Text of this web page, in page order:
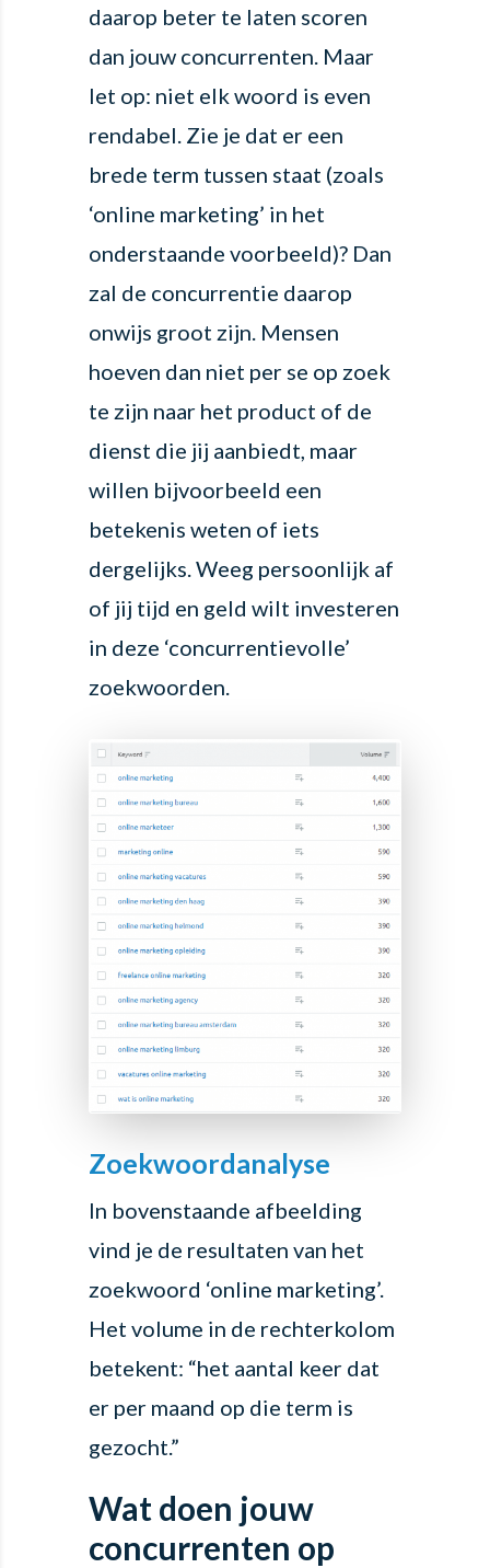
daarop beter te laten scoren
dan jouw concurrenten. Maar
let op: niet elk woord is even
rendabel. Zie je dat er een
brede term tussen staat (zoals
‘online marketing’ in het
onderstaande voorbeeld)? Dan
zal de concurrentie daarop
onwijs groot zijn. Mensen
hoeven dan niet per se op zoek
te zijn naar het product of de
dienst die jij aanbiedt, maar
willen bijvoorbeeld een
betekenis weten of iets
dergelijks. Weeg persoonlijk af
of jij tijd en geld wilt investeren
in deze ‘concurrentievolle’
zoekwoorden.
Zoekwoordanalyse
In bovenstaande afbeelding
vind je de resultaten van het
zoekwoord ‘online marketing’.
Het volume in de rechterkolom
betekent: “het aantal keer dat
er per maand op die term is
gezocht.”
Wat doen jouw
concurrenten op